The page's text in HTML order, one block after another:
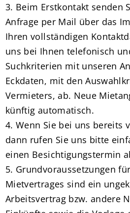
3. Beim Erstkontakt senden
Anfrage per Mail über das
Ihren vollständigen
uns bei Ihnen telefonisch
Suchkriterien mit unseren
Eckdaten, mit den
Vermieters, ab. Neue
künftig automatisch.
4. Wenn Sie bei uns bereits
dann rufen Sie uns bitte
einen Besichtigungstermin
5. Grundvoraussetzungen
Mietvertrages sind ein
Arbeitsvertrag bzw. andere